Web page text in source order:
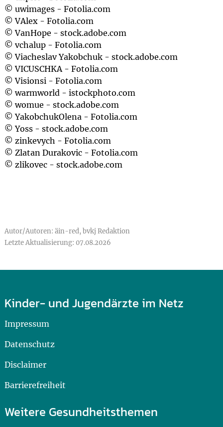
© uwimages - Fotolia.com
© VAlex - Fotolia.com
© VanHope - stock.adobe.com
© vchalup - Fotolia.com
© Viacheslav Yakobchuk - stock.adobe.com
© VICUSCHKA - Fotolia.com
© Visionsi - Fotolia.com
© warmworld - istockphoto.com
© womue - stock.adobe.com
© YakobchukOlena - Fotolia.com
© Yoss - stock.adobe.com
© zinkevych - Fotolia.com
© Zlatan Durakovic - Fotolia.com
© zlikovec - stock.adobe.com
Autor/Autoren: äin-red, bvkj Redaktion
Letzte Aktualisierung: 07.08.2026
Kinder- und Jugendärzte im Netz
Impressum
Datenschutz
Disclaimer
Barrierefreiheit
Weitere Gesundheitsthemen